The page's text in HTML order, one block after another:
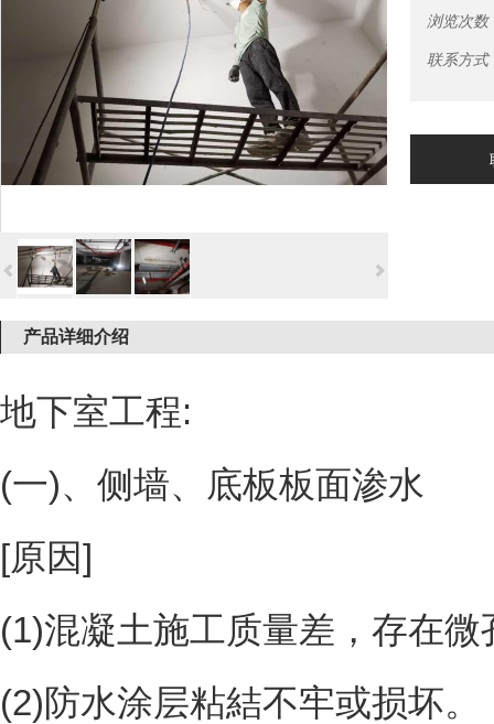
浏览次数
联系方式
产品详细介绍
地下室工程:
(一)、侧墙、底板板面渗水
[原因]
(1)混凝土施工质量差，存在微
(2)防水涂层粘結不牢或损坏。